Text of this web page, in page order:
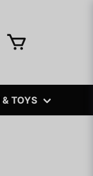
TOYS